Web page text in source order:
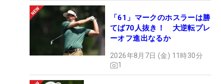
「61」マークのホスラーは勝
てば70人抜き！ 大逆転プレ
ーオフ進出なるか
2026年8月7日 (金) 11時30分
1